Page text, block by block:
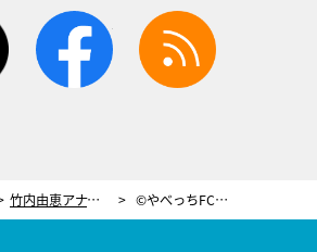
twitter facebook
竹内由恵アナ、落ち込んだときJリーグの取材に行くと「気持ちが前向きになる」理由 ©やべっちFC〜日本サッカー応援宣言〜